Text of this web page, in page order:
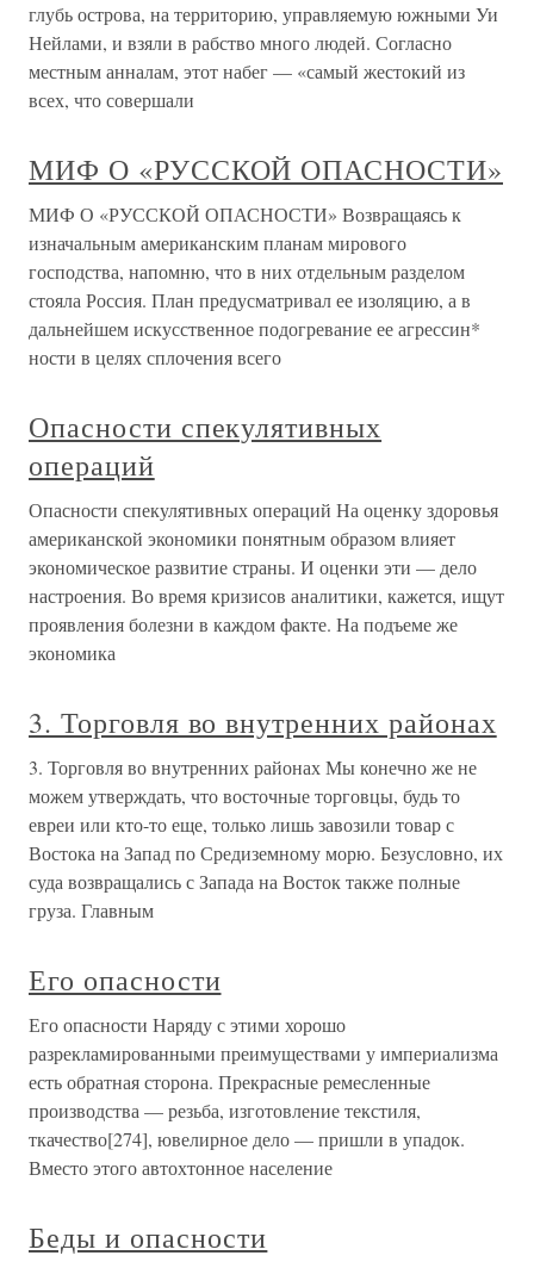
глубь острова, на территорию, управляемую южными Уи
Нейлами, и взяли в рабство много людей. Согласно
местным анналам, этот набег — «самый жестокий из
всех, что совершали
МИФ О «РУССКОЙ ОПАСНОСТИ»
МИФ О «РУССКОЙ ОПАСНОСТИ» Возвращаясь к
изначальным американским планам мирового
господства, напомню, что в них отдельным разделом
стояла Россия. План предусматривал ее изоляцию, а в
дальнейшем искусственное подогревание ее агрессин*
ности в целях сплочения всего
Опасности спекулятивных
операций
Опасности спекулятивных операций На оценку здоровья
американской экономики понятным образом влияет
экономическое развитие страны. И оценки эти — дело
настроения. Во время кризисов аналитики, кажется, ищут
проявления болезни в каждом факте. На подъеме же
экономика
3. Торговля во внутренних районах
3. Торговля во внутренних районах Мы конечно же не
можем утверждать, что восточные торговцы, будь то
евреи или кто-то еще, только лишь завозили товар с
Востока на Запад по Средиземному морю. Безусловно, их
суда возвращались с Запада на Восток также полные
груза. Главным
Его опасности
Его опасности Наряду с этими хорошо
разрекламированными преимуществами у империализма
есть обратная сторона. Прекрасные ремесленные
производства — резьба, изготовление текстиля,
ткачество[274], ювелирное дело — пришли в упадок.
Вместо этого автохтонное население
Беды и опасности